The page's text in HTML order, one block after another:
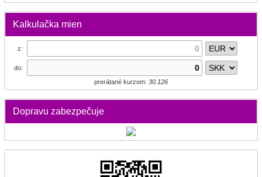
Kalkulačka mien
z:
do:
prerátané kurzom: 30.126
Dopravu zabezpečuje